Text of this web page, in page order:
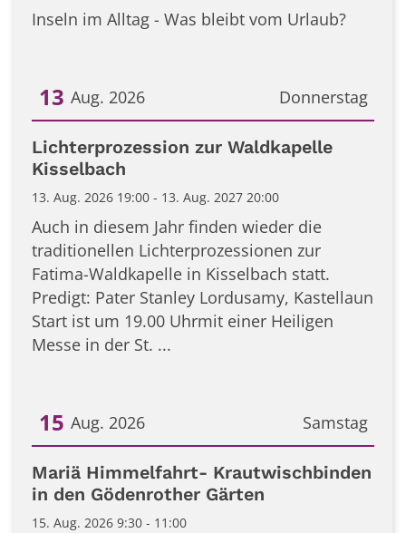
Inseln im Alltag - Was bleibt vom Urlaub?
Donnerstag
13 Aug. 2026
Datum: 13. August 2026
Lichterprozession zur Waldkapelle
Kisselbach
13. Aug. 2026 19:00 - 13. Aug. 2027 20:00
Auch in diesem Jahr finden wieder die
traditionellen Lichterprozessionen zur
Fatima-Waldkapelle in Kisselbach statt.
Predigt: Pater Stanley Lordusamy, Kastellaun
Start ist um 19.00 Uhrmit einer Heiligen
Messe in der St. ...
Samstag
15 Aug. 2026
Datum: 15. August 2026
Mariä Himmelfahrt- Krautwischbinden
in den Gödenrother Gärten
15. Aug. 2026 9:30 - 11:00